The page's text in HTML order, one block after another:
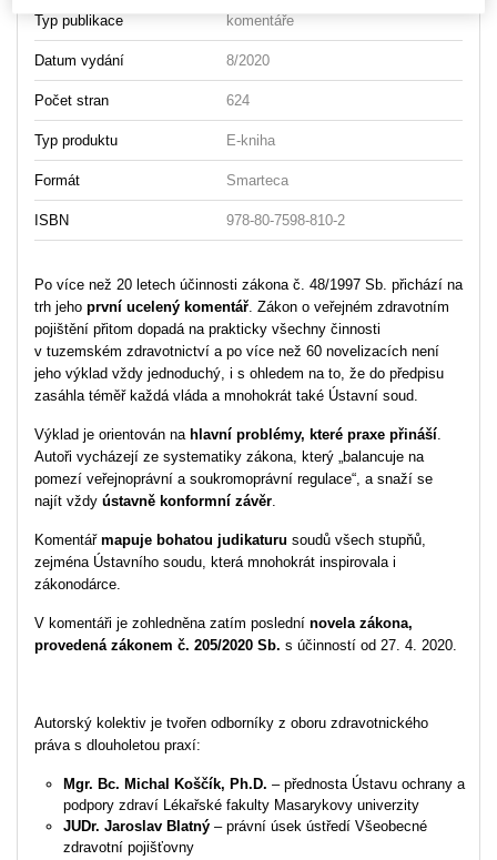
Typ publikace komentáře
Datum vydání 8/2020
Počet stran 624
Typ produktu E-kniha
Formát Smarteca
ISBN 978-80-7598-810-2
Po více než 20 letech účinnosti zákona č. 48/1997 Sb. přichází na
trh jeho první ucelený komentář . Zákon o veřejném zdravotním
pojištění přitom dopadá na prakticky všechny činnosti
v tuzemském zdravotnictví a po více než 60 novelizacích není
jeho výklad vždy jednoduchý, i s ohledem na to, že do předpisu
zasáhla téměř každá vláda a mnohokrát také Ústavní soud.
Výklad je orientován na hlavní problémy, které praxe přináší
Autoři vycházejí ze systematiky zákona, který „balancuje na
pomezí veřejnoprávní a soukromoprávní regulace“, a snaží se
najít vždy ústavně konformní závěr
Komentář mapuje bohatou judikaturu soudů všech stupňů,
zejména Ústavního soudu, která mnohokrát inspirovala i
zákonodárce.
V komentáři je zohledněna zatím poslední novela zákona,
provedená zákonem č. 205/2020 Sb. s účinností od 27. 4. 2020.
Autorský kolektiv je tvořen odborníky z oboru zdravotnického
práva s dlouholetou praxí:
Mgr. Bc. Michal Koščík, Ph.D. – přednosta Ústavu ochrany a
podpory zdraví Lékařské fakulty Masarykovy univerzity
JUDr. Jaroslav Blatný – právní úsek ústředí Všeobecné
zdravotní pojišťovny